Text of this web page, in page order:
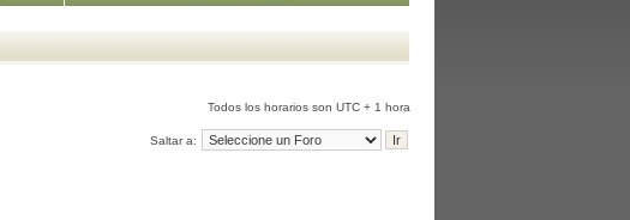
Todos los horarios son UTC + 1 hora
Saltar a: